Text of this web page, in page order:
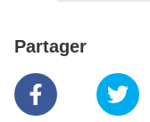
Partager